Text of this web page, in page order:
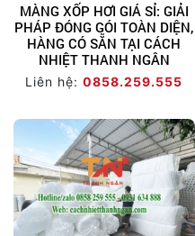
MÀNG XỐP HƠI GIÁ SỈ: GIẢI
PHÁP ĐÓNG GÓI TOÀN DIỆN,
HÀNG CÓ SẴN TẠI CÁCH
NHIỆT THANH NGÂN
Liên hệ:0858.259.555